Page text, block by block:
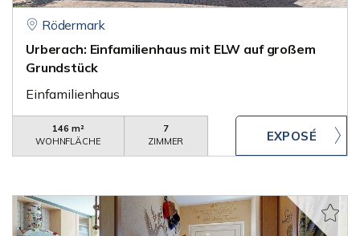
Rödermark
Urberach: Einfamilienhaus mit ELW auf großem
Grundstück
Einfamilienhaus
146 m²
WOHNFLÄCHE
7
ZIMMER